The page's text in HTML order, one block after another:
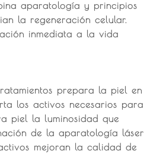
aparatología y principios
la regeneración celular.
inmediata a la vida
prepara la piel en
los activos necesarios para
piel la luminosidad que
de la aparatología láser
mejoran la calidad de